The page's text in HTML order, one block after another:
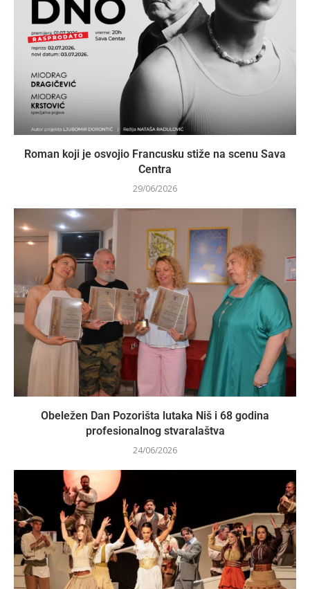
Roman koji je osvojio Francusku stiže na scenu Sava
Centra
29/06/2026
Obeležen Dan Pozorišta lutaka Niš i 68 godina
profesionalnog stvaralaštva
24/06/2026